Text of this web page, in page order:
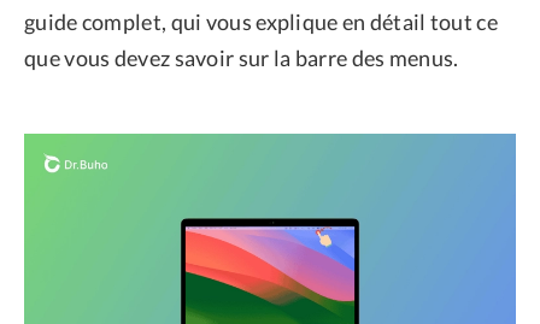
guide complet, qui vous explique en détail tout ce
que vous devez savoir sur la barre des menus.